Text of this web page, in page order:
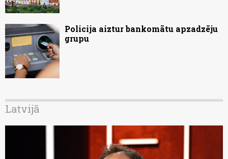
Policija aiztur bankomātu apzadzēju
grupu
Latvijā